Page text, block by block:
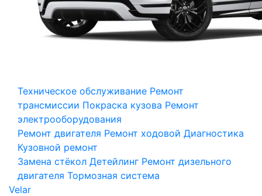
Техническое обслуживание Ремонт
трансмиссии Покраска кузова Ремонт
электрооборудования
Ремонт двигателя Ремонт ходовой Диагностика
Кузовной ремонт
Замена стёкол Детейлинг Ремонт дизельного
двигателя Тормозная система
Velar